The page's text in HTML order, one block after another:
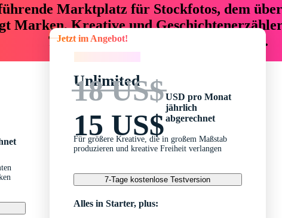
Marktplatz für Stockfotos, dem
Marken, Kreative und
76 % an Zeit und Budget einsparen.
Jetzt im Angebot!
Unlimited
18 US$
15 US$
USD pro Monat
jährlich
abgerechnet
Für größere Kreative, die in großem Maßstab
produzieren und kreative Freiheit verlangen
7-Tage kostenlose Testversion
Alles in Starter, plus: